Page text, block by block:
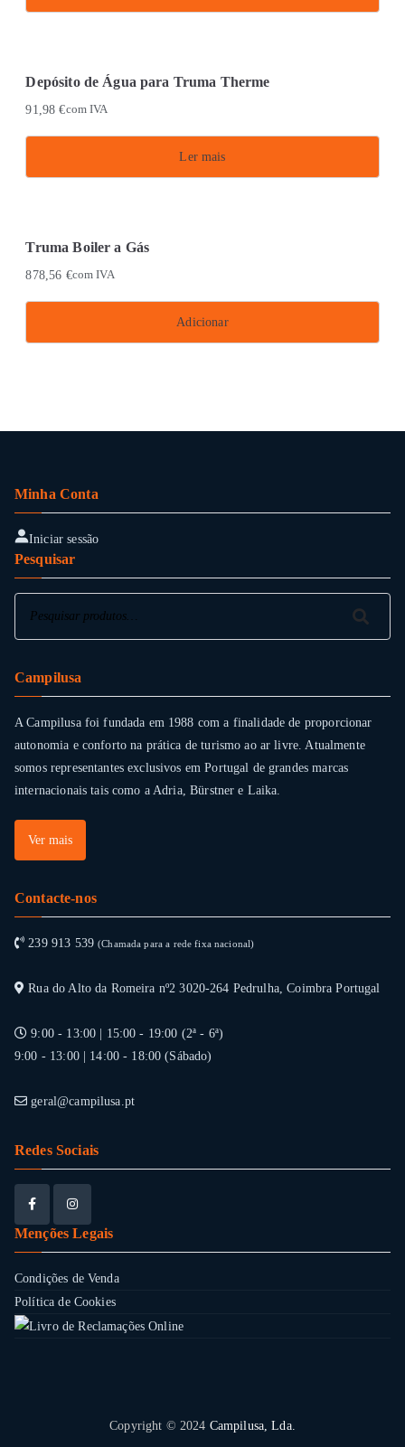
Depósito de Água para Truma Therme
91,98€com IVA
Ler mais
Truma Boiler a Gás
878,56 €com IVA
Adicionar
Minha Conta
Iniciar sessão
Pesquisar
Pesquisar
Campilusa
A Campilusa foi fundada em 1988 com a finalidade de proporcionar
autonomia e conforto na prática de turismo ao ar livre. Atualmente
somos representantes exclusivos em Portugal de grandes marcas
internacionais tais como a Adria, Bürstner e Laika.
Ver mais
Contacte-nos
239 913 539(Chamada para a rede fixa nacional)
Rua do Alto da Romeira nº2 3020-264 Pedrulha, Coimbra Portugal
9:00 - 13:00 | 15:00 - 19:00 (2ª - 6ª)
9:00 - 13:00 | 14:00 - 18:00 (Sábado)
geral@campilusa.pt
Redes Sociais
Menções Legais
Condições de Venda
Política de Cookies
Copyright © 2024 Campilusa, Lda.